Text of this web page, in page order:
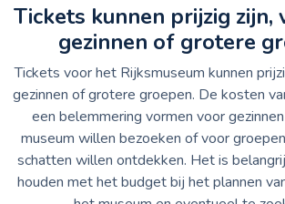
Tickets kunnen prijzig zijn,
gezinnen of grotere
Tickets voor het Rijksmuseum kunnen
gezinnen of grotere groepen. De kosten
een belemmering vormen voor
museum willen bezoeken of voor
schatten willen ontdekken. Het is
houden met het budget bij het plannen